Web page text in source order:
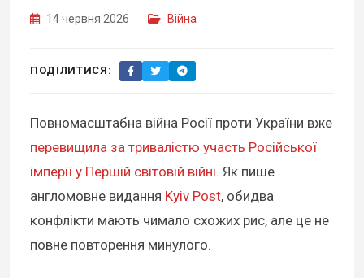
14 червня 2026 Війна
ПОДІЛИТИСЯ:
Повномасштабна війна Росії проти України вже
перевищила за тривалістю участь Російської
імперії у Першій світовій війні. Як пише
англомовне видання Kyiv Post, обидва
конфлікти мають чимало схожих рис, але це не
повне повторення минулого.